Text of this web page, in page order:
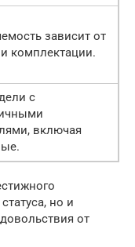
зависит от
комплектации.
с
включая
но и
от